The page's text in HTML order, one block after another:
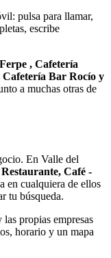
pulsa para llamar,
escribe
, Cafetería
Cafetería Bar Rocío y
a muchas otras de
En Valle del
Café -
en cualquiera de ellos
tu búsqueda.
propias empresas
horario y un mapa